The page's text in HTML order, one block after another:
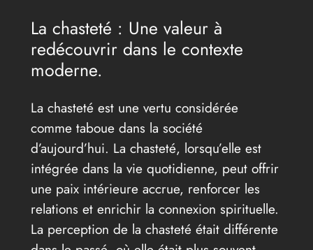
La chasteté : Une valeur à
redécouvrir dans le contexte
moderne.
La chasteté est une vertu considérée
comme taboue dans la société
d’aujourd’hui. La chasteté, lorsqu’elle est
intégrée dans la vie quotidienne, peut offrir
une paix intérieure accrue, renforcer les
relations et enrichir la connexion spirituelle.
La perception de la chasteté était différente